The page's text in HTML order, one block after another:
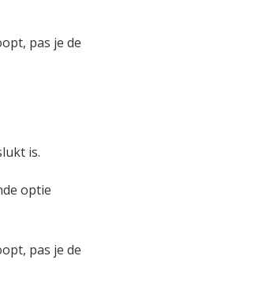
pas je de
is.
optie
pas je de